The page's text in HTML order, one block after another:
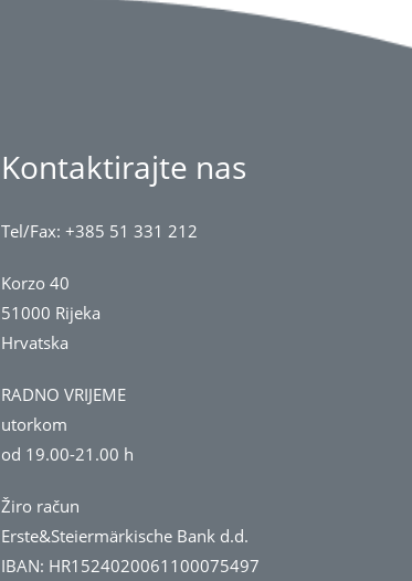
Kontaktirajte nas
Tel/Fax: +385 51 331 212
Korzo 40
51000 Rijeka
Hrvatska
RADNO VRIJEME
utorkom
od 19.00-21.00 h
Žiro račun
Erste&Steiermärkische Bank d.d.
IBAN: HR1524020061100075497